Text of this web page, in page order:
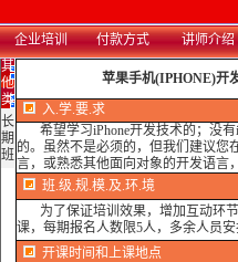
企业培训 付款方式
讲师介绍
其
他
类
长
期
班
苹果手机(IPHONE)开
入.学.要.求
希望学习iPhone开发技术的；没
的。虽然不是必须的，但我们建议您
言，或熟悉其他面向对象的开发语言
班.级.规.模.及.环.境
为了保证培训效果，增加互动环节
课，每期报名人数限5人，多余人员
开课时间和上课地点